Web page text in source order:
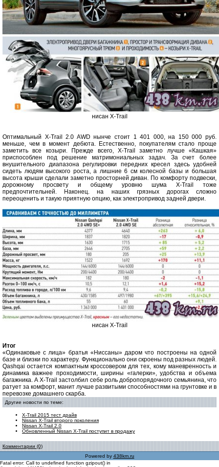
нисан X-Trail
Оптимальный X-Trail 2.0 AWD нынче стоит 1 401 000, на 150 000 руб.
меньше, чем в момент дебюта. Естественно, покупателям стало проще
заметить все козыри. Прежде всего, X-Trail заметно лучше «Кашкая»
приспособлен под решение матримониальных задач. За счет более
внушительного диапазона регулировки передних кресел здесь удобней
сидеть людям высокого роста, а лишние 6 см колесной базы и большая
высота крыши сделали заметно просторней диван. По комфорту подвески,
дорожному просвету и общему уровню шума X-Trail тоже
предпочтительней. Наконец. на наших грязных дорогах сложно
переоценить и такую приятную опцию, как электропривод задней двери.
нисан X-Trail
Итог
«Одинаковые с лица» братья «Ниссаны» даром что построены на одной
базе и близки по характеру. Функционально они скроены под разных людей.
Qashqai остается компактным кроссовером для тех, кому маневренность и
динамика важнее проходимости, ширины «галерки», удобства и объема
багажника. A X-Trail застолбил себе роль добропорядочного семьянина, что
ратует за комфорт, манит лучше развитыми способностями на грунтовке и в
перевозке домашнего скарба.
Другие новости по теме:
X-Trail 2015 тест драйв
Nissan X-Trail второго поколения
Nissan X-Trail 2.0
Обновленный Nissan X-Trail поступит в продажу
Комментарии (0)
Powered by 438km.ru
Fatal error: Call to undefined function gzipout() in